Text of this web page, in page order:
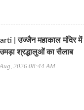
| उज्जैन महाकाल मंदिर
श्रद्धालुओं का सैलाब
2026 08:44 AM